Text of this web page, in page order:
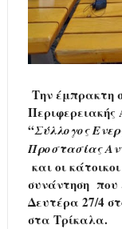
Την έμπρακτη
Περιφερειακής
“Σύλλογος
Προστασίας
και οι
συνάντηση που
Δευτέρα 27/4
στα Τρίκαλα.